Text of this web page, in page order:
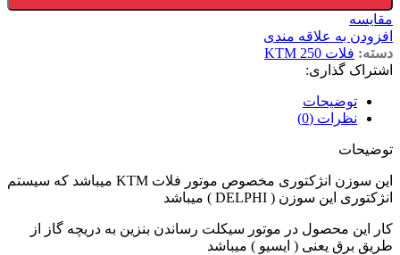
مقایسه
افزودن به علاقه مندی
دسته: فلات 250 KTM
اشتراک گذاری:
توضیحات
نظرات (0)
توضیحات
این سوزن انژکتوری مخصوص موتور فلات KTM میباشد که سیستم
انژکتوری این سوزن ( DELPHI ) میباشد
کار این محصول در موتور سیکلت رساندن بنزین به دریچه گاز از
طریق برق یعنی ( ایسیو ) میباشد